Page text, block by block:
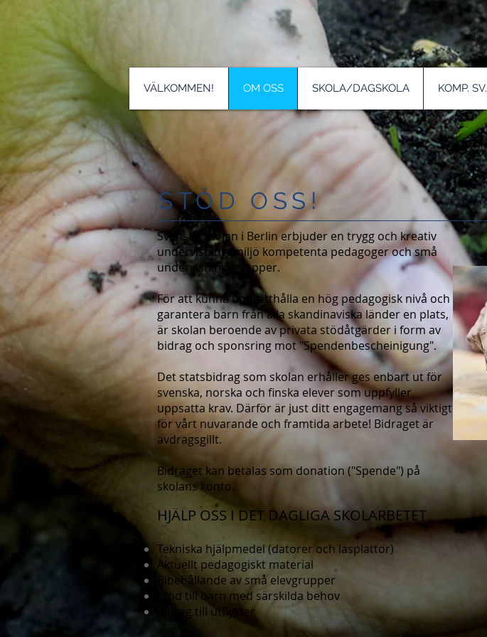
VÄLKOMMEN! OM OSS SKOLA/DAGSKOLA KOMP. SV.
STÖD OSS!
Svenska skolan i Berlin erbjuder en trygg och kreativ
undervisningsmiljö kompetenta pedagoger och små
undervisningsgrupper.
För att kunna upprätthålla en hög pedagogisk nivå och
garantera barn från alla skandinaviska länder en plats,
är skolan beroende av privata stödåtgärder i form av
bidrag och sponsring mot "Spendenbescheinigung".
Det statsbidrag som skolan erhåller ges enbart ut för
svenska, norska och finska elever som uppfyller
uppsatta krav. Därför är just ditt engagemang så viktigt
för vårt nuvarande och framtida arbete! Bidraget är
avdragsgillt.
Bidraget kan betalas som donation ("Spende") på
skolans konto.
HJÄLP OSS I DET DAGLIGA SKOLARBETET
Tekniska hjälpmedel (datorer och läsplattor)
Aktuellt pedagogiskt material
Bibehållande av små elevgrupper
Stöd till barn med särskilda behov
Bidrag till utflykter